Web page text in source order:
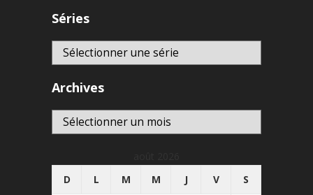
Séries
Archives
Archives
D
L M M J V S